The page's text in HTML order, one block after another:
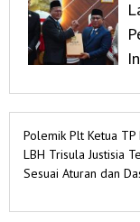
Polemik Plt Ketua TP
LBH Trisula Justisia
Sesuai Aturan dan